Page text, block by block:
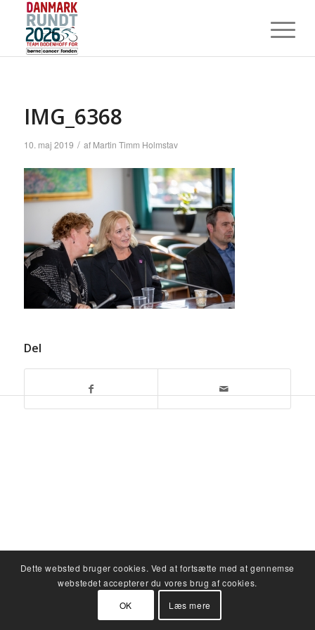
IMG_6368
10. maj 2019 / af Martin Timm Holmstav
Del
Dette websted bruger cookies. Ved at fortsætte med at gennemse
webstedet accepterer du vores brug af cookies.
OK
Læs mere